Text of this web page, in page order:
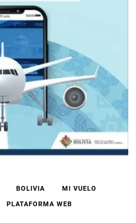
BOLIVIA
MI VUELO
PLATAFORMA WEB